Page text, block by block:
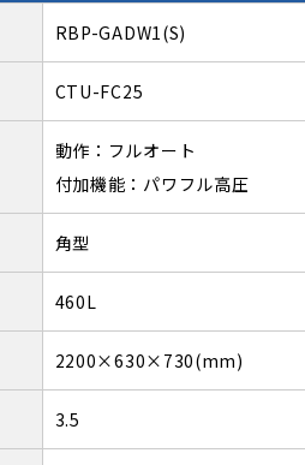
RBP-GADW1(S)
CTU-FC25
動作：フルオート
付加機能：パワフル高圧
角型
460L
2200×630×730(mm)
3.5